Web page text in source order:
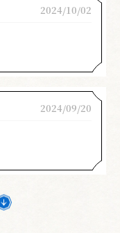
2024/10/02
2024/09/20